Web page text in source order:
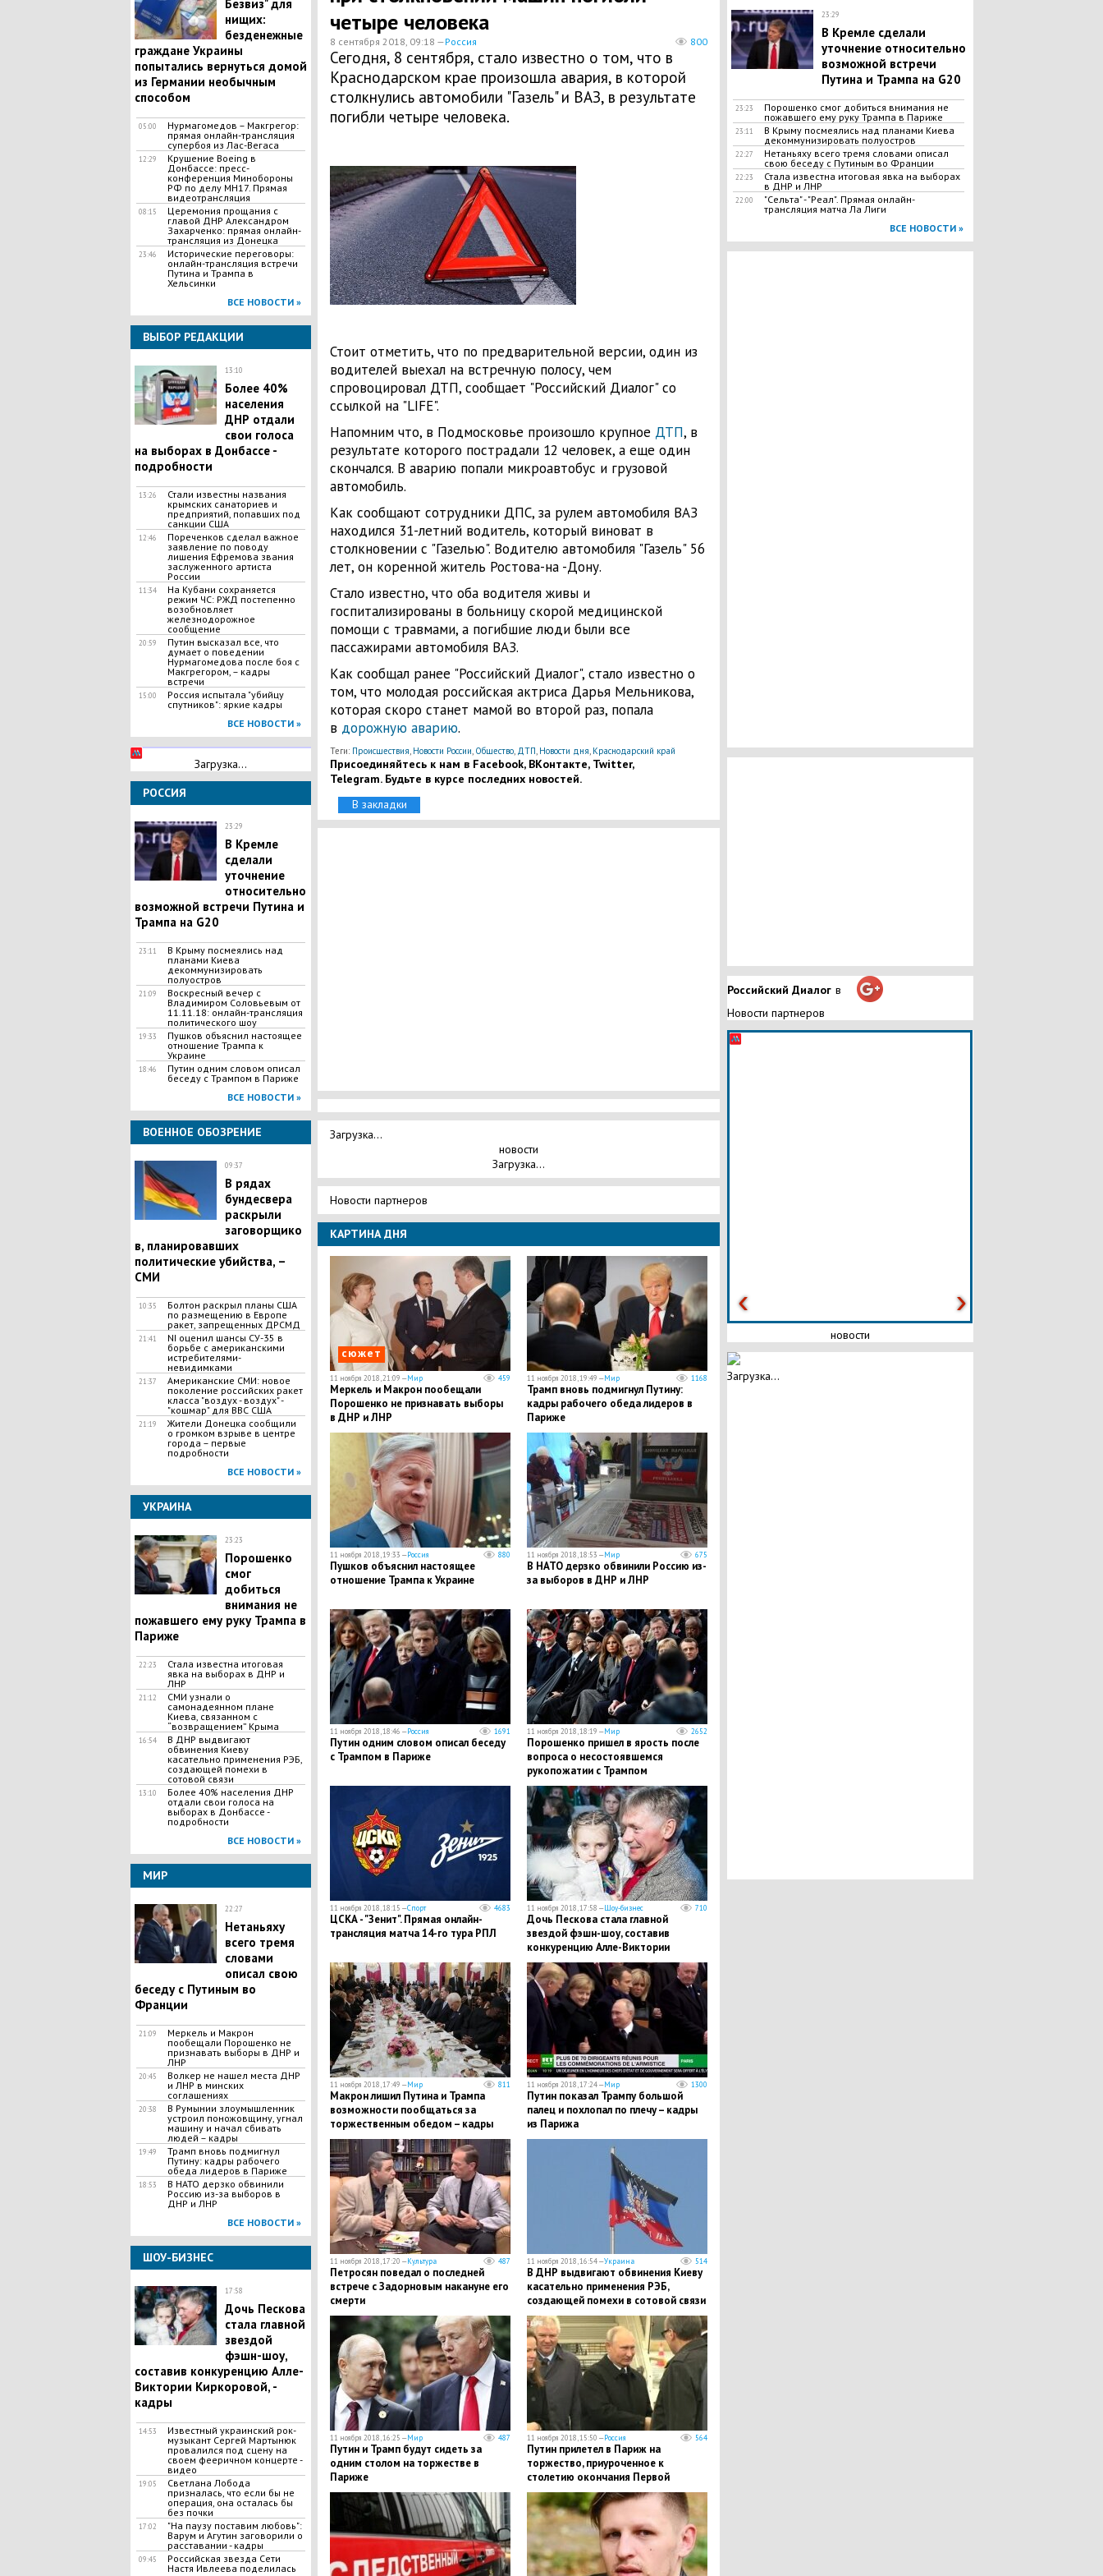
Безвиз" для
нищих:
безденежные
граждане Украины
попытались вернуться домой
из Германии необычным
способом
05:00
Нурмагомедов – Макгрегор:
прямая онлайн-трансляция
супербоя из Лас-Вегаса
12:29
Крушение Boeing в
Донбассе: пресс-
конференция Минобороны
РФ по делу МН17. Прямая
видеотрансляция
08:15
Церемония прощания с
главой ДНР Александром
Захарченко: прямая онлайн-
трансляция из Донецка
23:46
Исторические переговоры:
онлайн-трансляция встречи
Путина и Трампа в
Хельсинки
ВСЕ НОВОСТИ »
ВЫБОР РЕДАКЦИИ
13:10
Более 40%
населения
ДНР отдали
свои голоса
на выборах в Донбассе -
подробности
13:26
Стали известны названия
крымских санаториев и
предприятий, попавших под
санкции США
12:46
Пореченков сделал важное
заявление по поводу
лишения Ефремова звания
заслуженного артиста
России
11:34
На Кубани сохраняется
режим ЧС: РЖД постепенно
возобновляет
железнодорожное
сообщение
20:59
Путин высказал все, что
думает о поведении
Нурмагомедова после боя с
Макгрегором, – кадры
встречи
15:00
Россия испытала "убийцу
спутников": яркие кадры
ВСЕ НОВОСТИ »
Загрузка...
РОССИЯ
23:29
В Кремле
сделали
уточнение
относительно
возможной встречи Путина и
Трампа на G20
23:11
В Крыму посмеялись над
планами Киева
декоммунизировать
полуостров
21:09
Воскресный вечер с
Владимиром Соловьевым от
11.11.18: онлайн-трансляция
политического шоу
19:33
Пушков объяснил настоящее
отношение Трампа к
Украине
18:46
Путин одним словом описал
беседу с Трампом в Париже
ВСЕ НОВОСТИ »
ВОЕННОЕ ОБОЗРЕНИЕ
09:37
В рядах
бундесвера
раскрыли
заговорщико
в, планировавших
политические убийства, –
СМИ
10:35
Болтон раскрыл планы США
по размещению в Европе
ракет, запрещенных ДРСМД
21:41
NI оценил шансы СУ-35 в
борьбе с американскими
истребителями-
невидимками
21:37
Американские СМИ: новое
поколение российских ракет
класса "воздух - воздух" -
"кошмар" для ВВС США
21:19
Жители Донецка сообщили
о громком взрыве в центре
города – первые
подробности
ВСЕ НОВОСТИ »
УКРАИНА
23:23
Порошенко
смог
добиться
внимания не
пожавшего ему руку Трампа в
Париже
22:23
Стала известна итоговая
явка на выборах в ДНР и
ЛНР
21:12
СМИ узнали о
самонадеянном плане
Киева, связанном с
“возвращением” Крыма
16:54
В ДНР выдвигают
обвинения Киеву
касательно применения РЭБ,
создающей помехи в
сотовой связи
13:10
Более 40% населения ДНР
отдали свои голоса на
выборах в Донбассе -
подробности
ВСЕ НОВОСТИ »
МИР
22:27
Нетаньяху
всего тремя
словами
описал свою
беседу с Путиным во
Франции
21:09
Меркель и Макрон
пообещали Порошенко не
признавать выборы в ДНР и
ЛНР
20:45
Волкер не нашел места ДНР
и ЛНР в минских
соглашениях
20:38
В Румынии злоумышленник
устроил поножовщину, угнал
машину и начал сбивать
людей – кадры
19:49
Трамп вновь подмигнул
Путину: кадры рабочего
обеда лидеров в Париже
18:53
В НАТО дерзко обвинили
Россию из-за выборов в
ДНР и ЛНР
ВСЕ НОВОСТИ »
ШОУ-БИЗНЕС
17:58
Дочь Пескова
стала главной
звездой
фэшн-шоу,
составив конкуренцию Алле-
Виктории Киркоровой, -
кадры
14:53
Известный украинский рок-
музыкант Сергей Мартынюк
провалился под сцену на
своем фееричном концерте -
видео
19:05
Светлана Лобода
призналась, что если бы не
операция, она осталась бы
без почки
17:02
​"На паузу поставим любовь":
Варум и Агутин заговорили о
расставании - кадры
09:45
Российская звезда Сети
Настя Ивлеева поделилась
четыре человека
8 сентября 2018, 09:18 —Россия 800
Сегодня, 8 сентября, стало известно о том, что в
Краснодарском крае произошла авария, в которой
столкнулись автомобили "Газель" и ВАЗ, в результате
погибли четыре человека.
Стоит отметить, что по предварительной версии, один из
водителей выехал на встречную полосу, чем
спровоцировал ДТП, сообщает "Российский Диалог" со
ссылкой на "LIFE".
Напомним что, в Подмосковье произошло крупное ДТП, в
результате которого пострадали 12 человек, а еще один
скончался. В аварию попали микроавтобус и грузовой
автомобиль.
Как сообщают сотрудники ДПС, за рулем автомобиля ВАЗ
находился 31-летний водитель, который виноват в
столкновении с "Газелью". Водителю автомобиля "Газель" 56
лет, он коренной житель Ростова-на -Дону.
Стало известно, что оба водителя живы и
госпитализированы в больницу скорой медицинской
помощи с травмами, а погибшие люди были все
пассажирами автомобиля ВАЗ.
Как сообщал ранее "Российский Диалог", стало известно о
том, что молодая российская актриса Дарья Мельникова,
которая скоро станет мамой во второй раз, попала
в дорожную аварию.
Теги: Происшествия, Новости России, Общество, ДТП, Новости дня, Краснодарский край
Присоединяйтесь к нам в Facebook, ВКонтакте, Twitter,
Telegram. Будьте в курсе последних новостей.
В закладки
Загрузка...
новости
Загрузка...
Новости партнеров
КАРТИНА ДНЯ
сюжет
11 ноября 2018, 21:09 —Мир 459
Меркель и Макрон пообещали
Порошенко не признавать выборы
в ДНР и ЛНР
11 ноября 2018, 19:49 —Мир 1168
Трамп вновь подмигнул Путину:
кадры рабочего обеда лидеров в
Париже
11 ноября 2018, 19:33 —Россия 880
Пушков объяснил настоящее
отношение Трампа к Украине
11 ноября 2018, 18:53 —Мир 675
В НАТО дерзко обвинили Россию из-
за выборов в ДНР и ЛНР
11 ноября 2018, 18:46 —Россия 1691
Путин одним словом описал беседу
с Трампом в Париже
11 ноября 2018, 18:19 —Мир 2652
Порошенко пришел в ярость после
вопроса о несостоявшемся
рукопожатии с Трампом
11 ноября 2018, 18:15 —Спорт 4683
ЦСКА - "Зенит". Прямая онлайн-
трансляция матча 14-го тура РПЛ
11 ноября 2018, 17:58 —Шоу-бизнес 710
Дочь Пескова стала главной
звездой фэшн-шоу, составив
конкуренцию Алле-Виктории
Киркоровой, - кадры
11 ноября 2018, 17:49 —Мир 811
Макрон лишил Путина и Трампа
возможности пообщаться за
торжественным обедом – кадры
11 ноября 2018, 17:24 —Мир 1300
Путин показал Трампу большой
палец и похлопал по плечу – кадры
из Парижа
11 ноября 2018, 17:20 —Культура 487
Петросян поведал о последней
встрече с Задорновым накануне его
смерти
11 ноября 2018, 16:54 —Украина 514
В ДНР выдвигают обвинения Киеву
касательно применения РЭБ,
создающей помехи в сотовой связи
11 ноября 2018, 16:25 —Мир 487
Путин и Трамп будут сидеть за
одним столом на торжестве в
Париже
11 ноября 2018, 15:50 —Россия 564
Путин прилетел в Париж на
торжество, приуроченное к
столетию окончания Первой
мировой войны, - видео
23:29
В Кремле сделали
уточнение относительно
возможной встречи
Путина и Трампа на G20
23:23
Порошенко смог добиться внимания не
пожавшего ему руку Трампа в Париже
23:11
В Крыму посмеялись над планами Киева
декоммунизировать полуостров
22:27
Нетаньяху всего тремя словами описал
свою беседу с Путиным во Франции
22:23
Стала известна итоговая явка на выборах
в ДНР и ЛНР
22:00
"Сельта" - "Реал". Прямая онлайн-
трансляция матча Ла Лиги
ВСЕ НОВОСТИ »
Российский Диалог в
Новости партнеров
новости
Загрузка...